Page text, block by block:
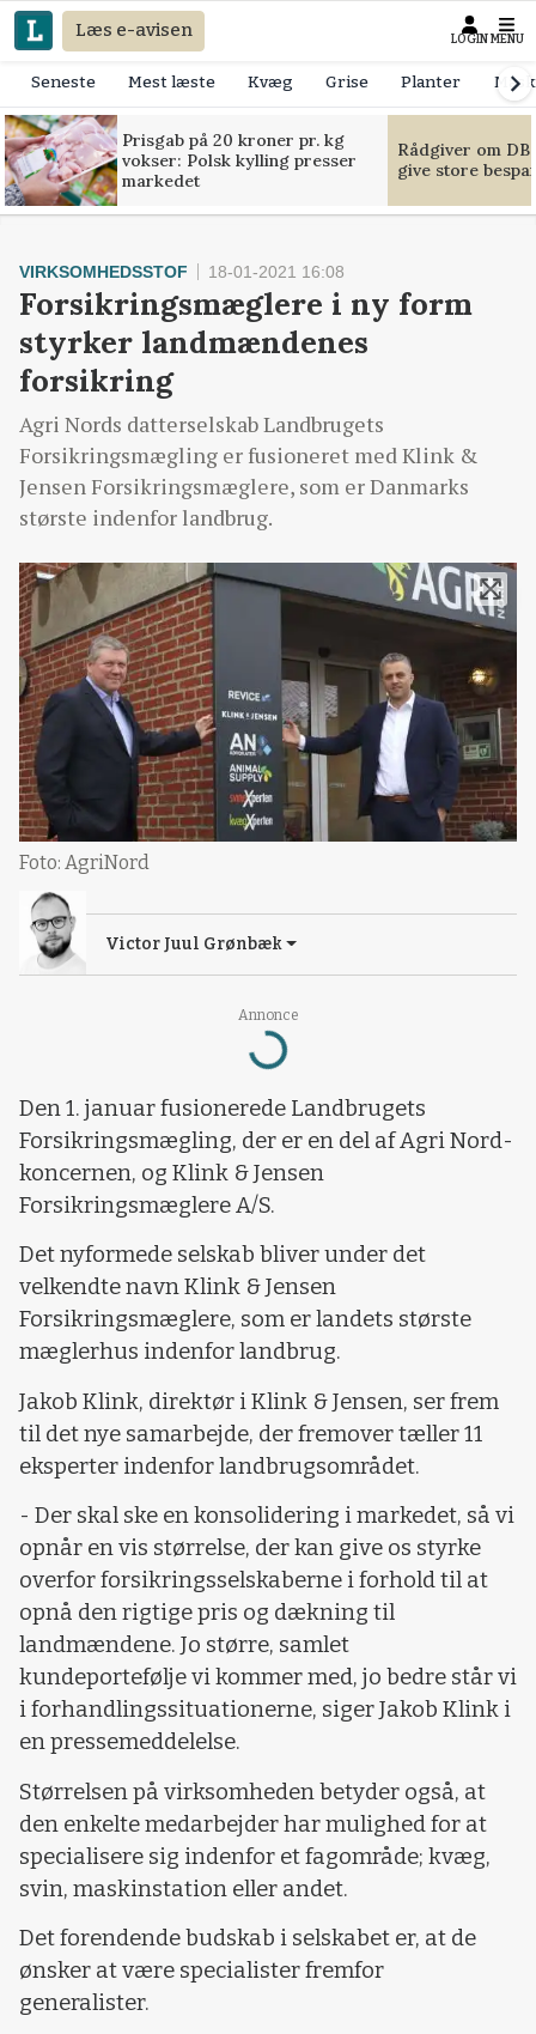
Læs e-avisen LOGIN MENU
Seneste Mest læste Kvæg Grise Planter
Prisgab på 20 kroner pr. kg
vokser: Polsk kylling presser
markedet
Rådgiver om
give store
Annonce
Loading...
VIRKSOMHEDSSTOF 18-01-2021 16:08
Forsikringsmæglere i ny form
styrker landmændenes
forsikring
Agri Nords datterselskab Landbrugets
Forsikringsmægling er fusioneret med Klink &
Jensen Forsikringsmæglere, som er Danmarks
største indenfor landbrug.
Foto: AgriNord
Victor Juul Grønbæk
Den 1. januar fusionerede Landbrugets
Forsikringsmægling, der er en del af Agri Nord-
koncernen, og Klink & Jensen
Forsikringsmæglere A/S.
Det nyformede selskab bliver under det
velkendte navn Klink & Jensen
Forsikringsmæglere, som er landets største
mæglerhus indenfor landbrug.
Jakob Klink, direktør i Klink & Jensen, ser frem
til det nye samarbejde, der fremover tæller 11
eksperter indenfor landbrugsområdet.
- Der skal ske en konsolidering i markedet, så vi
opnår en vis størrelse, der kan give os styrke
overfor forsikringsselskaberne i forhold til at
opnå den rigtige pris og dækning til
landmændene. Jo større, samlet
kundeportefølje vi kommer med, jo bedre står vi
i forhandlingssituationerne, siger Jakob Klink i
en pressemeddelelse.
Størrelsen på virksomheden betyder også, at
den enkelte medarbejder har mulighed for at
specialisere sig indenfor et fagområde; kvæg,
svin, maskinstation eller andet.
Det forendende budskab i selskabet er, at de
ønsker at være specialister fremfor
generalister.